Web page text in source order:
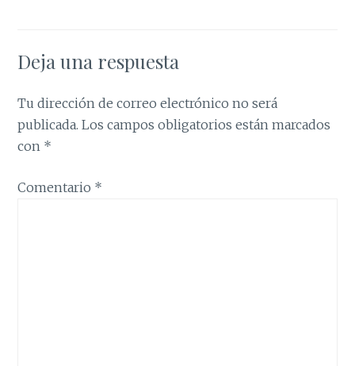
Deja una respuesta
Tu dirección de correo electrónico no será
publicada. Los campos obligatorios están marcados
con *
Comentario *